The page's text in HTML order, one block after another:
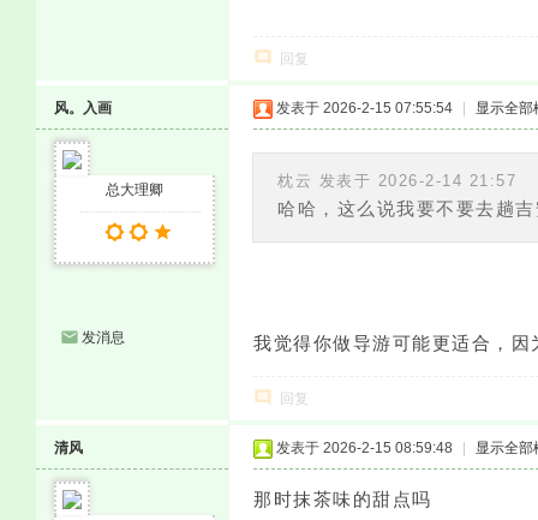
回复
风。入画
总大理卿
发消息
发表于 2026-2-15 07:55:54 显示全部
枕云 发表于 2026-2-14 21:57
哈哈，这么说我要不要去趟
我觉得你做导游可能更适合，
回复
清风 发表于 2026-2-15 08:59:48 显示全部
那时抹茶味的甜点吗